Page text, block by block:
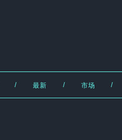
/ 最新 / 市场 /